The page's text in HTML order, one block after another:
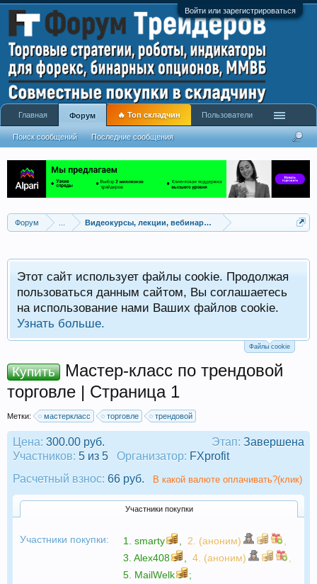
Войти или зарегистрироваться
Форум Видеокурсы, лекции, вебинары, учебный материал
Этот сайт использует файлы cookie. Продолжая
пользоваться данным сайтом, Вы соглашаетесь
на использование нами Ваших файлов cookie.
Узнать больше.
Файлы cookie
Купить
Мастер-класс по трендовой
торговле | Страница 1
Метки: мастеркласс торговле трендовой
Этап: Завершена
Цена: 300.00 руб.
Участников: 5 из 5 Организатор: FXprofit
Расчетный взнос: 66 руб. В какой валюте оплачивать?(клик)
Участники покупки
Участники покупки: 1. smarty 2. (аноним)
3. Alex408 4. (аноним)
5. MailWelk
;
Главная Форум
Поиск сообщений Последние сообщения
🔥 Топ складчин Пользователи